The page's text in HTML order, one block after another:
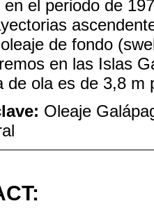
en el periodo de
de fondo
en las Islas
de ola es de 3,8 m
Oleaje